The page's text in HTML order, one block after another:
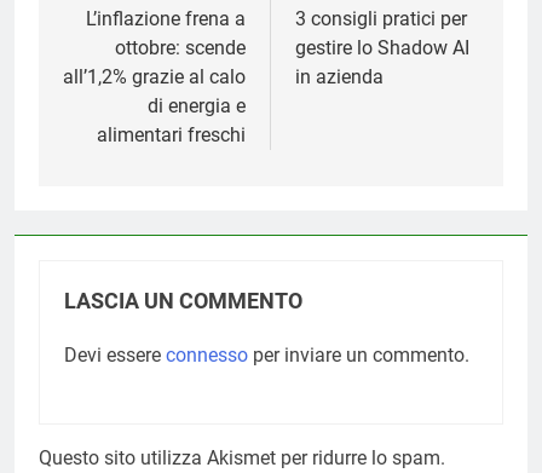
articoli
L’inflazione frena a
ottobre: scende
all’1,2% grazie al calo
di energia e
alimentari freschi
3 consigli pratici per
gestire lo Shadow AI
in azienda
LASCIA UN COMMENTO
Devi essere connesso per inviare un commento.
Questo sito utilizza Akismet per ridurre lo spam.